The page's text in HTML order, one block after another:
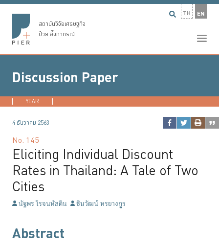
TH EN
สถาบันวิจัยเศรษฐกิจ
ป๋วย อึ๊งภากรณ์
Discussion Paper
YEAR
4 ธันวาคม 2563
No. 145
Eliciting Individual Discount
Rates in Thailand: A Tale of Two
Cities
นัฐพร โรจนหัสดิน ชินวัฒน์ หรยางกูร
Abstract